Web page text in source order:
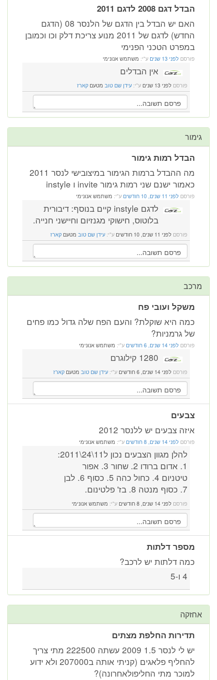
הבדל דגם 2008 לדגם 2011
האם יש הבדל בין הדגם של הלנסר 08 (הדגם
החדש) לדגם של 2011 מנוע צריכת דלק וכו וכמובן
במפרט הטכני הפנימי
פורסם לפני 13 שנים ע"י: משתמש אנונימי
אין הבדלים
פורסם לפני 13 שנים ע"י: עידן שם טוב מטעם קארז
גימור
הבדל רמות גימור
מה ההבדל ברמות הגימור במיצובישי לנסר 2011
כאמור ישנם שני רמות גימור invite ו instyle
פורסם לפני 11 שנים, 10 חודשים ע"י: משתמש אנונימי
לדגם instyle קיים בנוסף: דיבורית
בלוטוס, חישוקי מגנזיום וחיישני חנייה.
פורסם לפני 11 שנים, 10 חודשים ע"י: עידן שם טוב מטעם קארז
מרכב
משקל ועובי פח
כמה היא שוקלת? והעם הפח שלה גדול כמו פחים
של גרמניות?
פורסם לפני 14 שנים, 6 חודשים ע"י: משתמש אנונימי
1280 קילוגרם
פורסם לפני 14 שנים, 6 חודשים ע"י: עידן שם טוב מטעם קארז
צבעים
איזה צבעים יש ללנסר 2012
פורסם לפני 14 שנים, 8 חודשים ע"י: משתמש אנונימי
להלן מגוון הצבעים נכון ל11\24\2011:
1. אדום ברודו 2. שחור 3. אפור
טיטניום 4. כחול כהה 5. כסוף 6. לבן
7. כסוף מנטה 8. בז' פלטינום.
פורסם לפני 14 שנים, 8 חודשים ע"י: משתמש אנונימי
מספר דלתות
כמה דלתות יש לרכב?
4 ו-5
אחזקה
תדירות החלפת מצתים
יש לי לנסר 1.5 2009 עשתה 222500 מתי צריך
להחליף פלאגים (קניתי אותה ב207000 ולא ידוע
למוכר מתי החליפולאחרונה)?